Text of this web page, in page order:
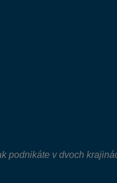
podnikáte v dvoch